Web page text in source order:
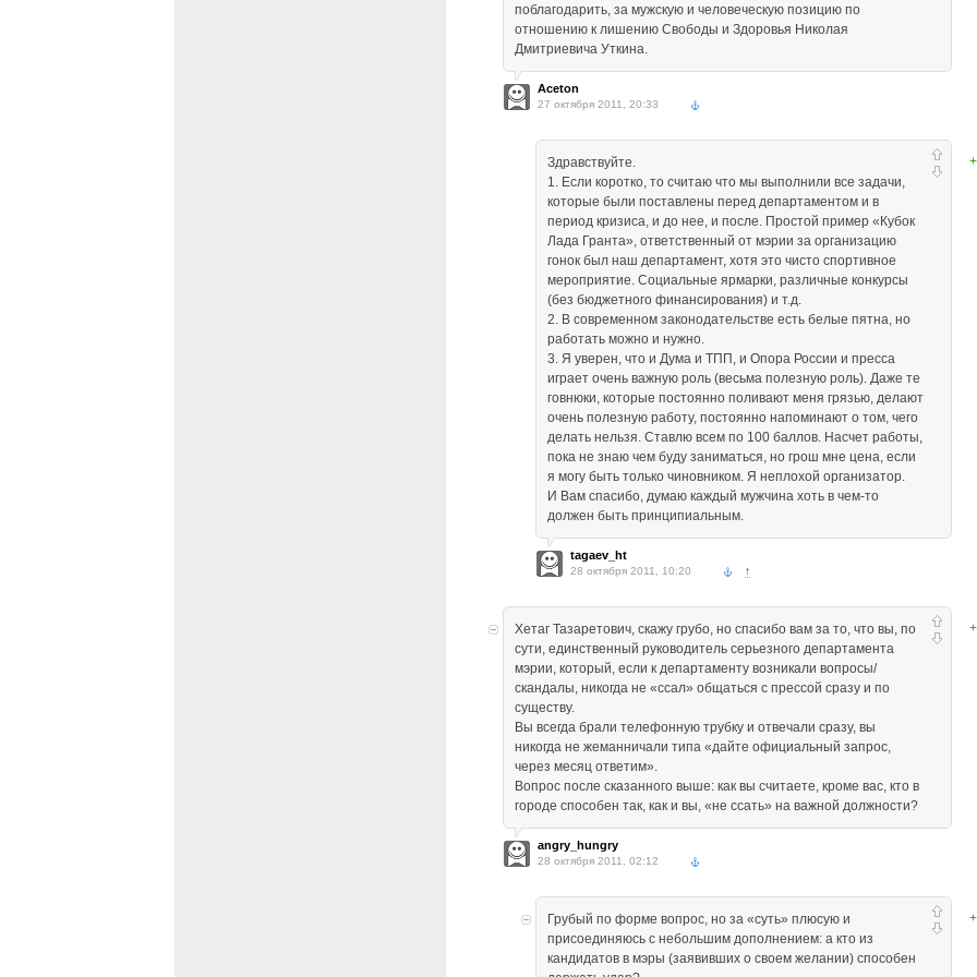
поблагодарить, за мужскую и человеческую позицию по
отношению к лишению Свободы и Здоровья Николая
Дмитриевича Уткина.
Aceton
27 октября 2011, 20:33
Здравствуйте.
1. Если коротко, то считаю что мы выполнили все задачи,
которые были поставлены перед департаментом и в
период кризиса, и до нее, и после. Простой пример «Кубок
Лада Гранта», ответственный от мэрии за организацию
гонок был наш департамент, хотя это чисто спортивное
мероприятие. Социальные ярмарки, различные конкурсы
(без бюджетного финансирования) и т.д.
2. В современном законодательстве есть белые пятна, но
работать можно и нужно.
3. Я уверен, что и Дума и ТПП, и Опора России и пресса
играет очень важную роль (весьма полезную роль). Даже те
говнюки, которые постоянно поливают меня грязью, делают
очень полезную работу, постоянно напоминают о том, чего
делать нельзя. Ставлю всем по 100 баллов. Насчет работы,
пока не знаю чем буду заниматься, но грош мне цена, если
я могу быть только чиновником. Я неплохой организатор.
И Вам спасибо, думаю каждый мужчина хоть в чем-то
должен быть принципиальным.
tagaev_ht
28 октября 2011, 10:20 ↑
Хетаг Тазаретович, скажу грубо, но спасибо вам за то, что вы, по
сути, единственный руководитель серьезного департамента
мэрии, который, если к департаменту возникали вопросы/
скандалы, никогда не «ссал» общаться с прессой сразу и по
существу.
Вы всегда брали телефонную трубку и отвечали сразу, вы
никогда не жеманничали типа «дайте официальный запрос,
через месяц ответим».
Вопрос после сказанного выше: как вы считаете, кроме вас, кто в
городе способен так, как и вы, «не ссать» на важной должности?
angry_hungry
28 октября 2011, 02:12
Грубый по форме вопрос, но за «суть» плюсую и
присоединяюсь с небольшим дополнением: а кто из
кандидатов в мэры (заявивших о своем желании) способен